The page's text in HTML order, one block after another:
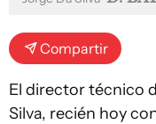
Compartir
El director técnico
Silva, recién hoy